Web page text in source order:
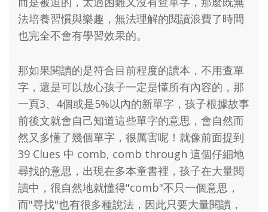
法培養習慣與樂趣，無法理解的閱讀浪費了時間
也完全不會有學習效果的。
那如果閱讀的是符合目前程度的讀本，不用查單
字，還是可以放心孩子一定是懂所有內容的，那
一頁3、4個或是5%以內的新單字，孩子根據故事
前後文就會自己知道這些單字的意思，會自然而
然又多懂了幾個單字，很厲害呢！就像前面提到
39 Clues 中 comb, comb through 這個仔細地
尋找的意思，出現在多本童書裡，孩子在大量閱
讀中，很自然地就懂得"comb"不只一個意思，
而"尋找"也有很多種說法，因此只要大量閱讀，